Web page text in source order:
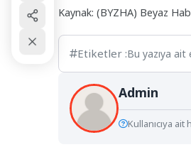
Kaynak: (BYZHA) Beyaz
Etiketler :Bu yazıya ait
Admin
Kullanıcıya